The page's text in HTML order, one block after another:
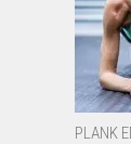
PLANK